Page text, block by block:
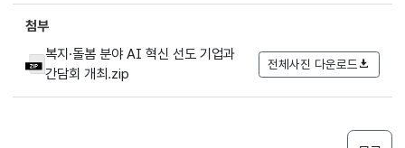
첨부
복지·돌봄 분야 AI 혁신 선도 기업과
간담회 개최.zip
전체사진 다운로드